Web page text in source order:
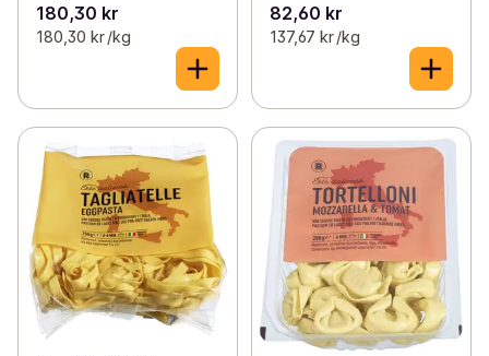
180,30 kr
180,30 kr /kg
82,60 kr
137,67 kr /kg